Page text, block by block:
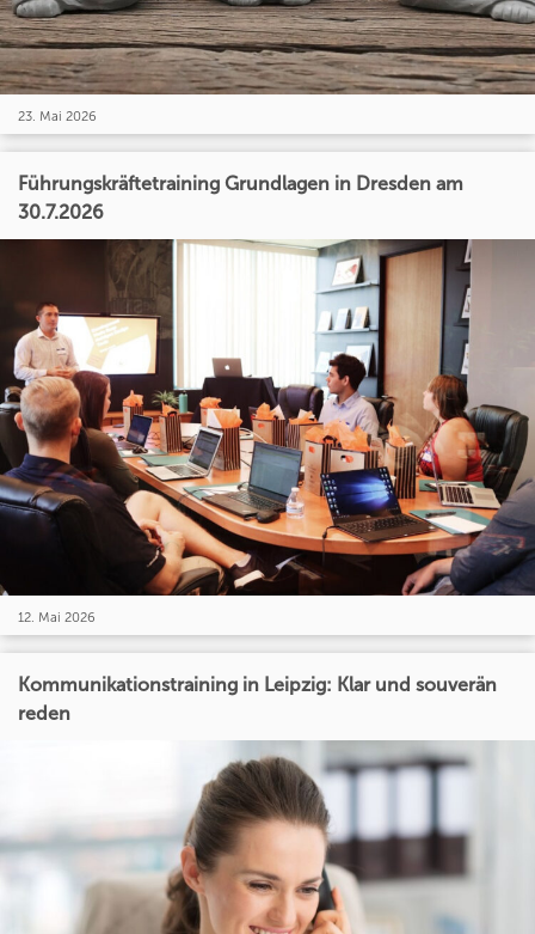
23. Mai 2026
Führungskräftetraining Grundlagen in Dresden am
30.7.2026
12. Mai 2026
Kommunikationstraining in Leipzig: Klar und souverän
reden